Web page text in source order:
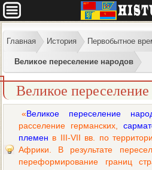
Главная История Первобытное
Великое переселение народов
Великое
«Великое переселение
расселение германских,
племен в III-VII вв. по
Африки. В результате
переформирование границ